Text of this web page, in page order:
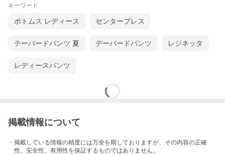
キーワード
ボトムス レディース センタープレス
テーパードパンツ 夏 デーパードパンツ レジネッタ
レディースパンツ
掲載情報について
・掲載している情報の精度には万全を期しておりますが、その内容の正確
性、安全性、有用性を保証するものではありません。